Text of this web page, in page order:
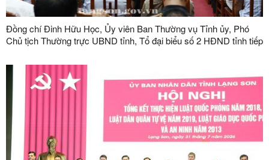
Đồng chí Đinh Hữu Học, Ủy viên Ban Thường vụ Tỉnh ủy, Phó
Chủ tịch Thường trực UBND tỉnh, Tổ đại biểu số 2 HĐND tỉnh tiếp